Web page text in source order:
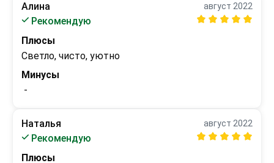
Алина
Рекомендую
август 2022
Плюсы
Светло, чисто, уютно
Минусы
-
Наталья
Рекомендую
август 2022
Плюсы